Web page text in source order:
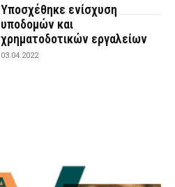
Υποσχέθηκε ενίσχυση
υποδομών και
χρηματοδοτικών εργαλείων
03.04.2022